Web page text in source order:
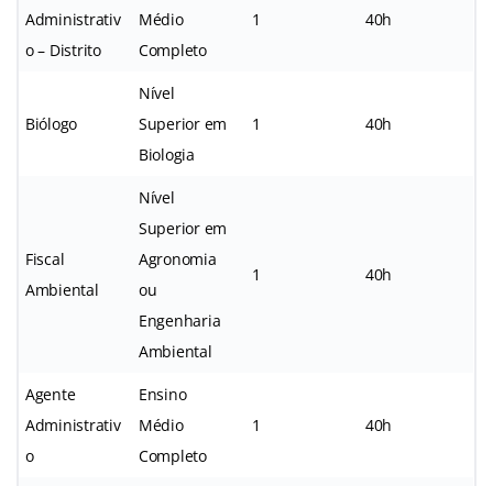
Administrativ
o – Distrito
Médio
Completo
1 40h
Biólogo
Nível
Superior em
Biologia
1 40h
Fiscal
Ambiental
Nível
Superior em
Agronomia
ou
Engenharia
Ambiental
1 40h
Agente
Administrativ
o
Ensino
Médio
Completo
1 40h